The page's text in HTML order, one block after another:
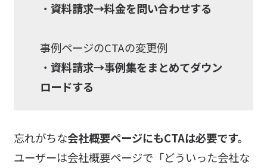
・ 資料請求→料金を問い合わせする
事例ページのCTAの変更例
・ 資料請求→事例集をまとめてダウン
ロードする
忘れがちな会社概要ページにもCTAは必要です。
ユーザーは会社概要ページで「どういった会社な